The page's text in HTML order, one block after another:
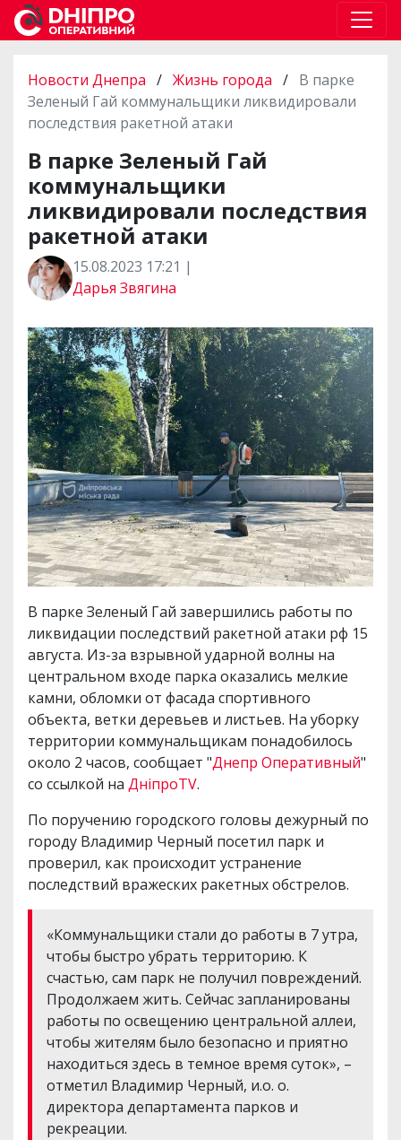
Новости Днепра / Жизнь города / В парке
Зеленый Гай коммунальщики ликвидировали
последствия ракетной атаки
В парке Зеленый Гай
коммунальщики
ликвидировали последствия
ракетной атаки
15.08.2023 17:21 |
Дарья Звягина
В парке Зеленый Гай завершились работы по
ликвидации последствий ракетной атаки рф 15
августа. Из-за взрывной ударной волны на
центральном входе парка оказались мелкие
камни, обломки от фасада спортивного
объекта, ветки деревьев и листьев. На уборку
территории коммунальщикам понадобилось
около 2 часов, сообщает "Днепр Оперативный"
со ссылкой на ДніпроTV.
По поручению городского головы дежурный по
городу Владимир Черный посетил парк и
проверил, как происходит устранение
последствий вражеских ракетных обстрелов.
«Коммунальщики стали до работы в 7 утра,
чтобы быстро убрать территорию. К
счастью, сам парк не получил повреждений.
Продолжаем жить. Сейчас запланированы
работы по освещению центральной аллеи,
чтобы жителям было безопасно и приятно
находиться здесь в темное время суток», –
отметил Владимир Черный, и.о. о.
директора департамента парков и
рекреации.